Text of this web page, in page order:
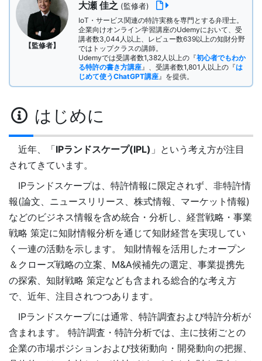
【監修者】
大瀬 佳之 (監修者)
IoT・サービス関連の特許実務を専門とする弁理士。
企業向けオンライン学習講座のUdemyにおいて、受
講者数3,044人以上、レビュー数639以上の知財分野
ではトップクラスの講師。
Udemyでは受講者数1,382人以上の『初心者でもわか
る特許の書き方講座』、受講者数1,801人以上の『は
じめて使うChatGPT講座』を提供。
はじめに
近年、「IPランドスケープ(IPL) 」という考え方が注目
されてきています。
IPランドスケープは、特許情報に限定されず、非特許情
報(論文、ニュースリリース、株式情報、マーケット情報)
などのビジネス情報を含め統合・分析し、経営戦略・事業
戦略 策定に知財情報分析を通じて知財経営を実現してい
く一連の活動を示します。 知財情報を活用したオープン
＆クローズ戦略の立案、M&A候補先の選定、事業提携先
の探索、知財戦略 策定なども含まれる総合的な考え方
で、近年、注目されつつあります。
IPランドスケープには通常、特許調査および特許分析が
含まれます。 特許調査・特許分析では、主に技術ごとの
企業の市場ポジションおよび技術動向・開発動向の把握、